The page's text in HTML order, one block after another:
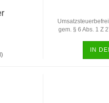
gem. § 6 Abs. 1 Z
IN